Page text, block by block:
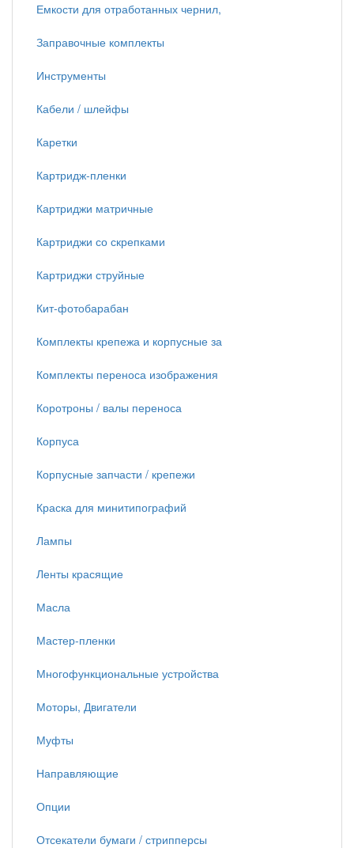
Емкости для отработанных чернил,
Заправочные комплекты
Инструменты
Кабели / шлейфы
Каретки
Картридж-пленки
Картриджи матричные
Картриджи со скрепками
Картриджи струйные
Кит-фотобарабан
Комплекты крепежа и корпусные за
Комплекты переноса изображения
Коротроны / валы переноса
Корпуса
Корпусные запчасти / крепежи
Краска для минитипографий
Лампы
Ленты красящие
Масла
Мастер-пленки
Многофункциональные устройства
Моторы, Двигатели
Муфты
Направляющие
Опции
Отсекатели бумаги / стрипперсы